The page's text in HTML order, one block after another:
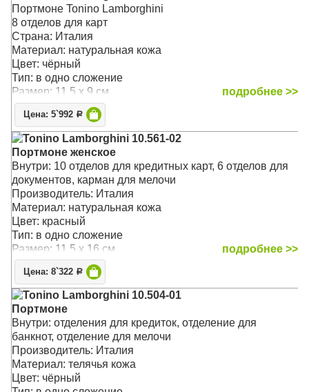
Портмоне Tonino Lamborghini
8 отделов для карт
Страна: Италия
Материал: натуральная кожа
Цвет: чёрный
Тип: в одно сложение
Размер: 11.5 x 9 см
подробнее >>
Цена: 5`992 Р
Tonino Lamborghini 10.561-02
Портмоне женское
Внутри: 10 отделов для кредитных карт, 6 отделов для
документов, карман для мелочи
Производитель: Италия
Материал: натуральная кожа
Цвет: красный
Тип: в одно сложение
Размер: 11.5 x 16 см
подробнее >>
Цена: 8`322 Р
Tonino Lamborghini 10.504-01
Портмоне
Внутри: отделения для кредиток, отделение для
банкнот, отделение для мелочи
Производитель: Италия
Материал: телячья кожа
Цвет: чёрный